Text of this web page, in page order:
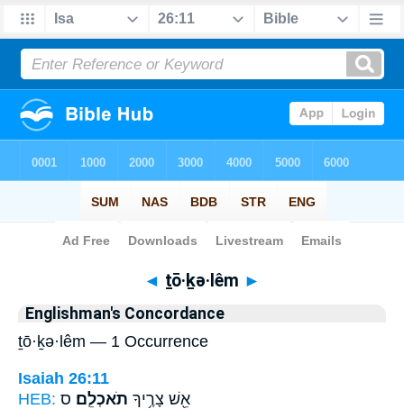
Bible> Strong's > Hebrew
◄ ṯō·ḵə·lêm ►
Englishman's Concordance
ṯō·ḵə·lêm — 1 Occurrence
Isaiah 26:11
HEB:
אֵ֖שׁ צָרֶ֥יךָ תֹאכְלֵֽם׃ ס